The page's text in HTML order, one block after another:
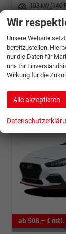
Leistung
103 kW (140
25.279,–
Verbrauch
CO2-Klasse:D
CO -
ab 508,– € mtl.
Wir
Unsere Website
bereitzustellen.
nur die Daten für
uns Ihr
Wirkung für die
Alle akzeptieren